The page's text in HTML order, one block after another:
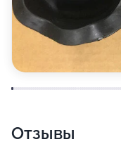
Отзывы